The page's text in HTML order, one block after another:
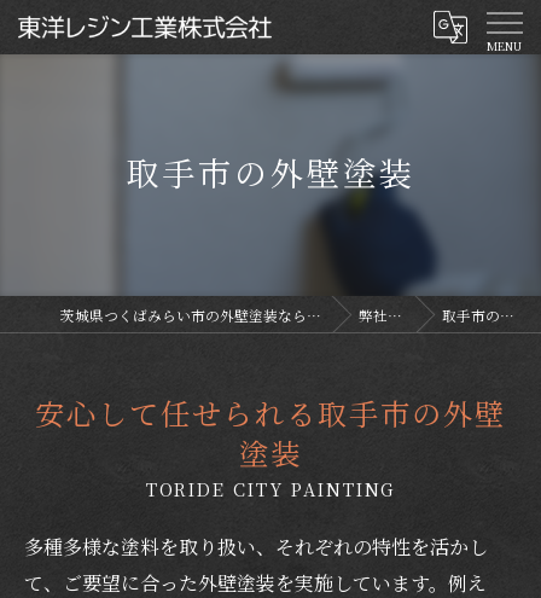
取手市の外壁塗装
茨城県つくばみらい市の外壁塗装なら東洋レジン工業株式会社 弊社の特徴 取手市の外壁塗装
安心して任せられる取手市の外壁
塗装
TORIDE CITY PAINTING
多種多様な塗料を取り扱い、それぞれの特性を活かし
て、ご要望に合った外壁塗装を実施しています。例え